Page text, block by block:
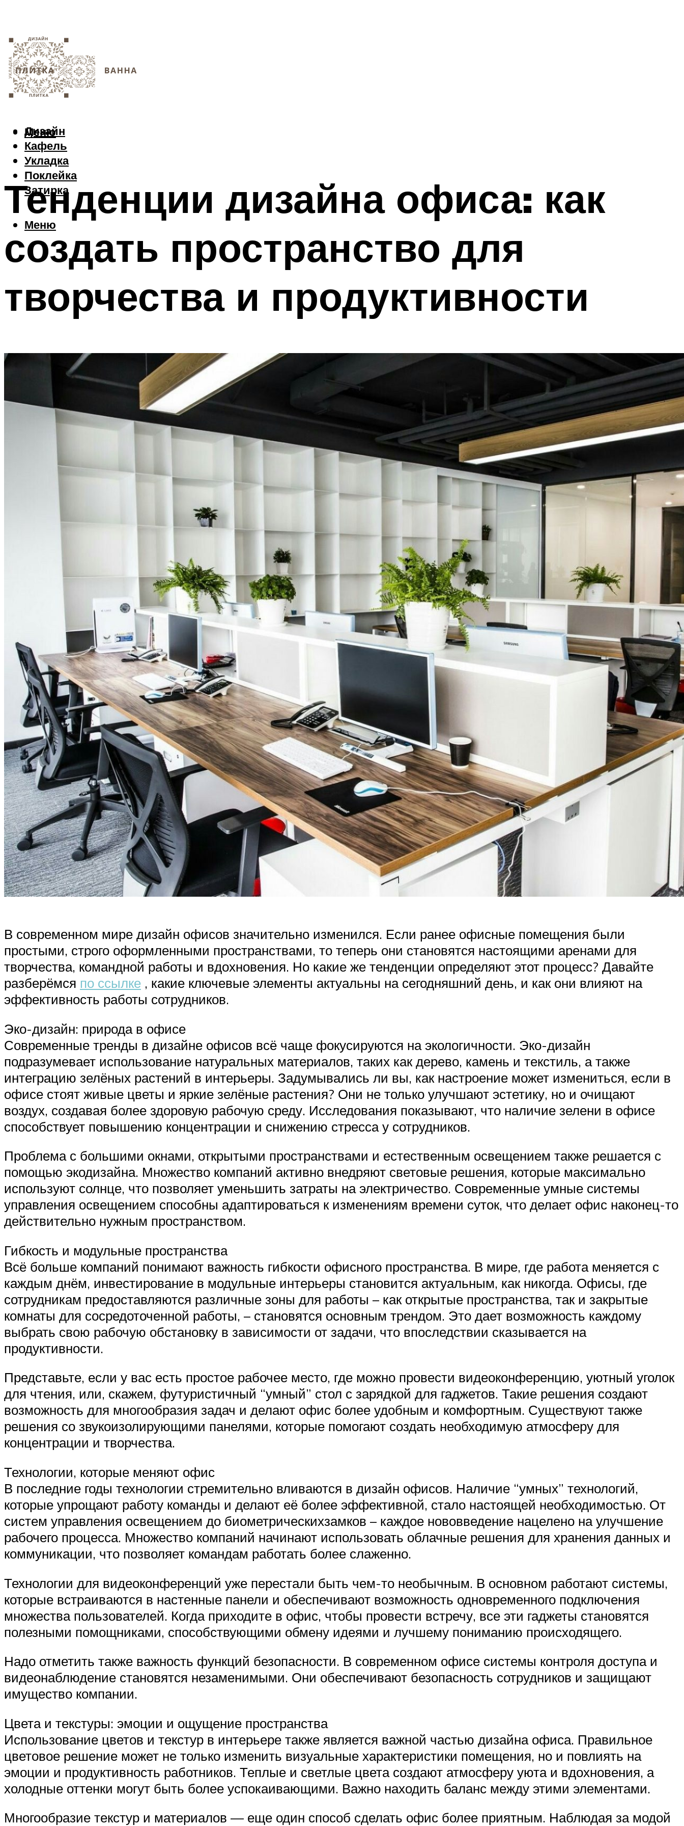
Дизайн
Кафель
Укладка
Поклейка
Затирка
Меню
Меню
Тенденции дизайна офиса: как
создать пространство для
творчества и продуктивности
В современном мире дизайн офисов значительно изменился. Если ранее офисные помещения были
простыми, строго оформленными пространствами, то теперь они становятся настоящими аренами для
творчества, командной работы и вдохновения. Но какие же тенденции определяют этот процесс? Давайте
разберёмся по ссылке , какие ключевые элементы актуальны на сегодняшний день, и как они влияют на
эффективность работы сотрудников.
Эко-дизайн: природа в офисе
Современные тренды в дизайне офисов всё чаще фокусируются на экологичности. Эко-дизайн
подразумевает использование натуральных материалов, таких как дерево, камень и текстиль, а также
интеграцию зелёных растений в интерьеры. Задумывались ли вы, как настроение может измениться, если в
офисе стоят живые цветы и яркие зелёные растения? Они не только улучшают эстетику, но и очищают
воздух, создавая более здоровую рабочую среду. Исследования показывают, что наличие зелени в офисе
способствует повышению концентрации и снижению стресса у сотрудников.
Проблема с большими окнами, открытыми пространствами и естественным освещением также решается с
помощью экодизайна. Множество компаний активно внедряют световые решения, которые максимально
используют солнце, что позволяет уменьшить затраты на электричество. Современные умные системы
управления освещением способны адаптироваться к изменениям времени суток, что делает офис наконец-то
действительно нужным пространством.
Гибкость и модульные пространства
Всё больше компаний понимают важность гибкости офисного пространства. В мире, где работа меняется с
каждым днём, инвестирование в модульные интерьеры становится актуальным, как никогда. Офисы, где
сотрудникам предоставляются различные зоны для работы – как открытые пространства, так и закрытые
комнаты для сосредоточенной работы, – становятся основным трендом. Это дает возможность каждому
выбрать свою рабочую обстановку в зависимости от задачи, что впоследствии сказывается на
продуктивности.
Представьте, если у вас есть простое рабочее место, где можно провести видеоконференцию, уютный уголок
для чтения, или, скажем, футуристичный “умный” стол с зарядкой для гаджетов. Такие решения создают
возможность для многообразия задач и делают офис более удобным и комфортным. Существуют также
решения со звукоизолирующими панелями, которые помогают создать необходимую атмосферу для
концентрации и творчества.
Технологии, которые меняют офис
В последние годы технологии стремительно вливаются в дизайн офисов. Наличие “умных” технологий,
которые упрощают работу команды и делают её более эффективной, стало настоящей необходимостью. От
систем управления освещением до биометрическихзамков – каждое нововведение нацелено на улучшение
рабочего процесса. Множество компаний начинают использовать облачные решения для хранения данных и
коммуникации, что позволяет командам работать более слаженно.
Технологии для видеоконференций уже перестали быть чем-то необычным. В основном работают системы,
которые встраиваются в настенные панели и обеспечивают возможность одновременного подключения
множества пользователей. Когда приходите в офис, чтобы провести встречу, все эти гаджеты становятся
полезными помощниками, способствующими обмену идеями и лучшему пониманию происходящего.
Надо отметить также важность функций безопасности. В современном офисе системы контроля доступа и
видеонаблюдение становятся незаменимыми. Они обеспечивают безопасность сотрудников и защищают
имущество компании.
Цвета и текстуры: эмоции и ощущение пространства
Использование цветов и текстур в интерьере также является важной частью дизайна офиса. Правильное
цветовое решение может не только изменить визуальные характеристики помещения, но и повлиять на
эмоции и продуктивность работников. Теплые и светлые цвета создают атмосферу уюта и вдохновения, а
холодные оттенки могут быть более успокаивающими. Важно находить баланс между этими элементами.
Многообразие текстур и материалов — еще один способ сделать офис более приятным. Наблюдая за модой